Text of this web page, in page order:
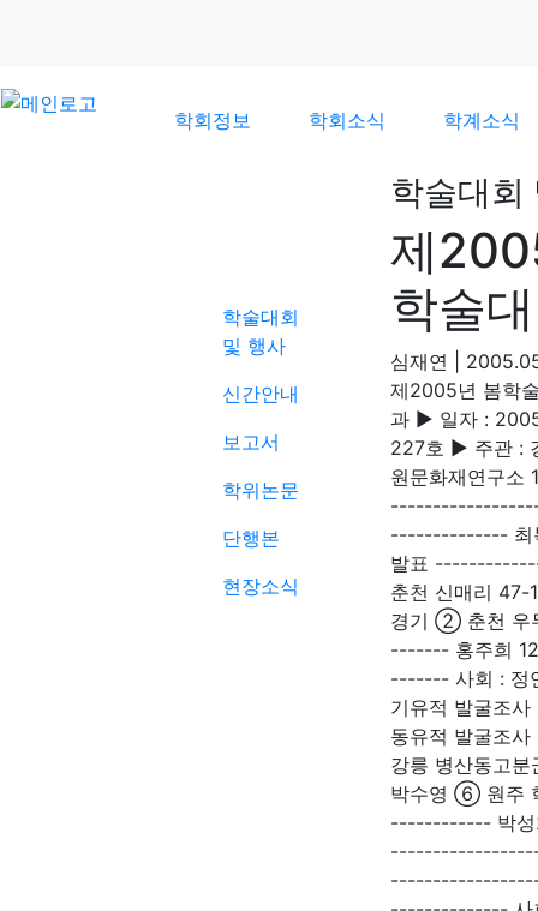
학회정보 학회소식 학계소식
학술대회
및 행사
신간안내
보고서
학위논문
단행본
현장소식
학술대회
제
학술
심재연
제2005년 봄학
과 ▶ 일자 :
227호 ▶ 주관 :
원문화재연구
-------------- 최
발표
춘천 신매리
경기 ② 춘천 우
------- 홍주희
------- 사회 : 정
기유적 발굴조
동유적 발굴
강릉 병산동고
박수영 ⑥ 원주
------------ 박성